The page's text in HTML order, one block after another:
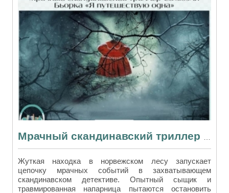
Мрачный скандинавский триллер Самюэля Бьорка «Я путешествую одна»
Жуткая находка в норвежском лесу запускает
цепочку мрачных событий в захватывающем
скандинавском детективе. Опытный сыщик и
травмированная напарница пытаются остановить